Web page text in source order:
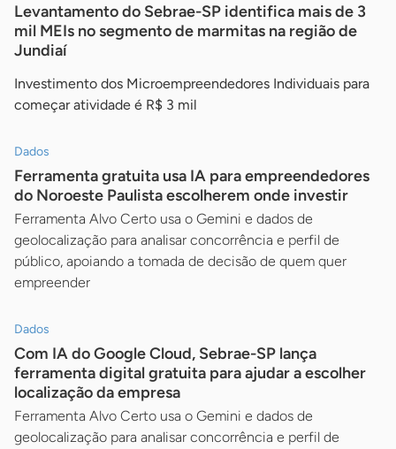
Levantamento do Sebrae-SP identifica mais de 3
mil MEIs no segmento de marmitas na região de
Jundiaí
Investimento dos Microempreendedores Individuais para
começar atividade é R$ 3 mil
Dados
Ferramenta gratuita usa IA para empreendedores
do Noroeste Paulista escolherem onde investir
Ferramenta Alvo Certo usa o Gemini e dados de
geolocalização para analisar concorrência e perfil de
público, apoiando a tomada de decisão de quem quer
empreender
Dados
Com IA do Google Cloud, Sebrae-SP lança
ferramenta digital gratuita para ajudar a escolher
localização da empresa
Ferramenta Alvo Certo usa o Gemini e dados de
geolocalização para analisar concorrência e perfil de